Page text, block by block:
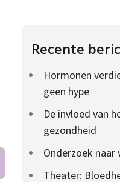
Recente
Hormonen
geen hype
De invloed van
gezondheid
Onderzoek naar
Theater: